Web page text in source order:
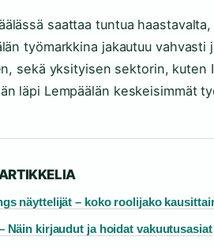
saattaa tuntua
työmarkkina jakautuu
sekä yksityisen sektorin, kuten
läpi Lempäälän keskeisimmät
näyttelijät – koko roolijako
Näin kirjaudut ja hoidat vakuutusasiat